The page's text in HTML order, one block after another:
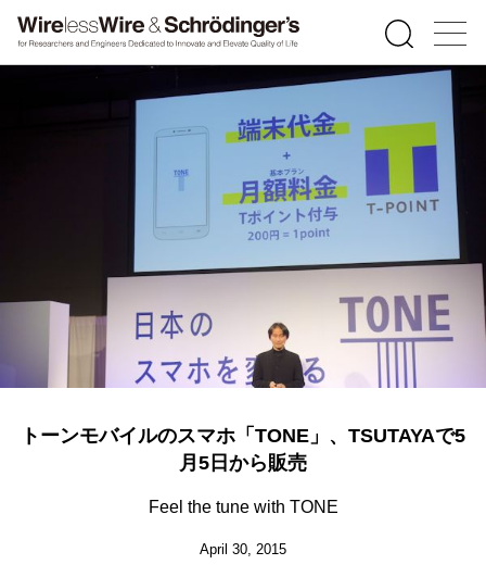
トーンモバイルのスマホ「TONE」、TSUTAYAで5
月5日から販売
Feel the tune with TONE
April 30, 2015